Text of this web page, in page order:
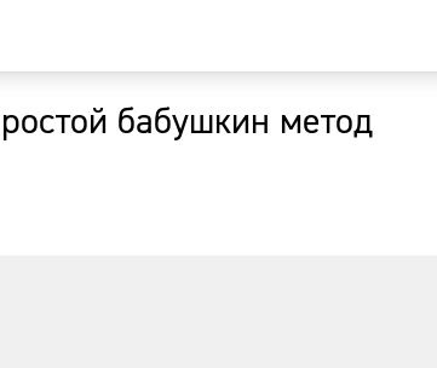
бабушкин метод